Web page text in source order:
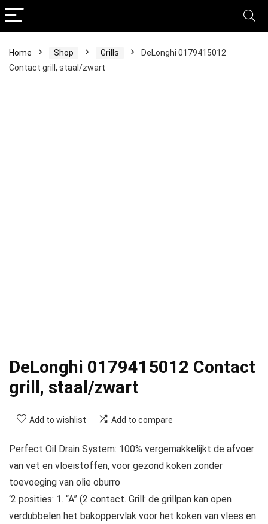
Home Shop Grills
DeLonghi 0179415012
Contact grill, staal/zwart
DeLonghi 0179415012 Contact
grill, staal/zwart
Add to wishlist Add to compare
Perfect Oil Drain System: 100% vergemakkelijkt de afvoer
van vet en vloeistoffen, voor gezond koken zonder
toevoeging van olie oburro
‘2 posities: 1. “A” (2 contact. Grill: de grillpan kan open
verdubbelen het bakoppervlak voor het koken van vlees en